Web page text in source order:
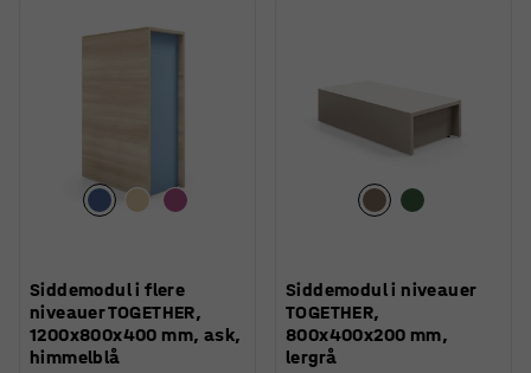
Siddemodul i flere
niveauer TOGETHER,
1200x800x400 mm, ask,
himmelblå
Siddemodul i niveauer
TOGETHER,
800x400x200 mm,
lergrå